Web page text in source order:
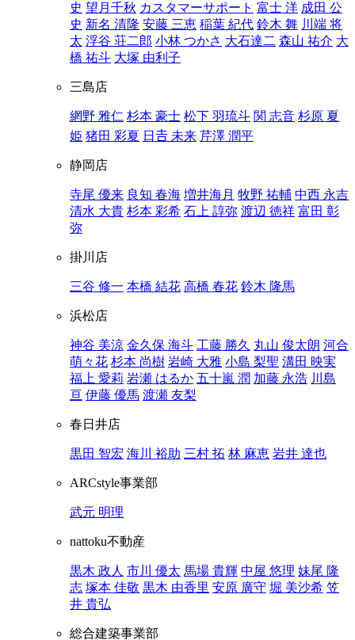
史 望月千秋 カスタマーサポート 富士 洋 成田 公
史 新名 清隆 安藤 三恵 稲葉 紀代 鈴木 舞 川端 将
太 浮谷 荘二郎 小林 つかさ 大石達二 森山 祐介 大
橋 祐斗 大塚 由利子
三島店
網野 雅仁 杉本 豪士 松下 羽琉斗 関 志音 杉原 夏
姫 猪田 彩夏 日𠮷 未来 芹澤 潤平
静岡店
寺尾 優来 良知 春海 増井海月 牧野 祐輔 中西 永吉
清水 大貴 杉本 彩希 石上 諄弥 渡辺 徳祥 富田 彰
弥
掛川店
三谷 修一 本橋 結花 高橋 春花 鈴木 隆馬
浜松店
神谷 美涼 金久保 海斗 工藤 勝久 丸山 俊太朗 河合
萌々花 杉本 尚樹 岩崎 大雅 小島 梨聖 溝田 映実
福上 愛莉 岩瀬 はるか 五十嵐 潤 加藤 永浩 川島
亘 伊藤 優馬 渡瀬 友梨
春日井店
黒田 智宏 海川 裕助 三村 拓 林 麻恵 岩井 達也
ARCstyle事業部
武元 明理
nattoku不動産
黒木 政人 市川 優太 馬場 貴輝 中屋 悠理 妹尾 隆
志 塚本 佳敬 黒木 由香里 安原 廣守 堀 美沙希 笠
井 貴弘
総合建築事業部